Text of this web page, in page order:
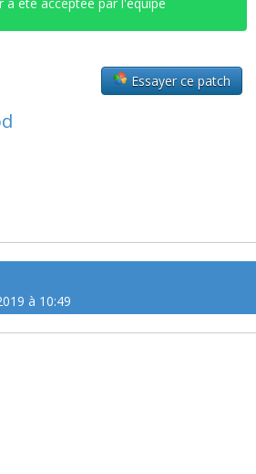
Essayer ce patch
à 10:49